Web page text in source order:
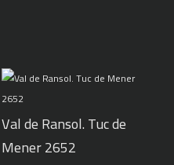
Val de Ransol. Tuc de
Mener 2652